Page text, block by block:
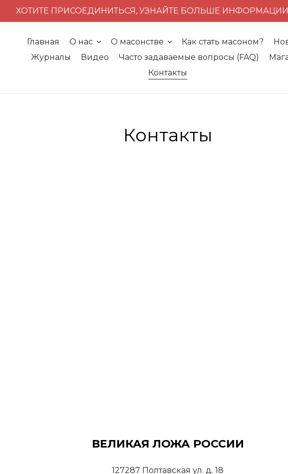
ХОТИТЕ ПРИСОЕДИНИТЬСЯ, УЗНАЙТЕ БОЛЬШЕ
Главная О нас О масонстве Как стать масоном?
Журналы
Видео Часто задаваемые вопросы (FAQ)
Контакты
Контакты
ВЕЛИКАЯ ЛОЖА РОССИИ
127287 Полтавская ул. д. 18